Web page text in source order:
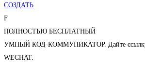
СОЗДАТЬ
F
ПОЛНОСТЬЮ БЕСПЛАТНЫЙ
УМНЫЙ КОД-КОММУНИКАТОР. Дайте ссылку
WECHAT.